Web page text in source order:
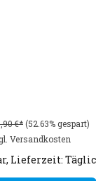
€*(52.63% gespart)
Versandkosten
Lieferzeit: